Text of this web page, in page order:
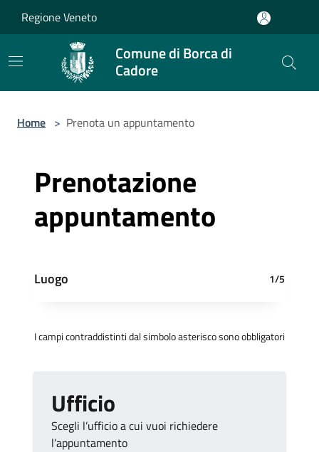
Regione Veneto
Comune di Borca di
Cadore
Home > Prenota un appuntamento
Prenotazione
appuntamento
Luogo 1/5
I campi contraddistinti dal simbolo asterisco sono obbligatori
Ufficio
Scegli l’ufficio a cui vuoi richiedere
l’appuntamento